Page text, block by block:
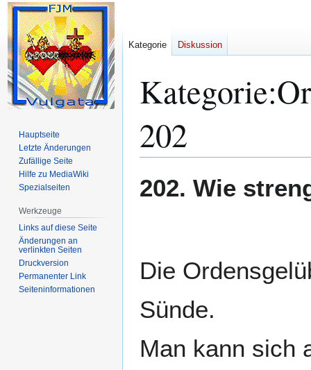
Kategorie:
202
Navigation
Suche
202. Wie
Die
Sünde.
Man kann sich
Kategorie Diskussion
Hauptseite
Letzte Änderungen
Zufällige Seite
Hilfe zu MediaWiki
Spezialseiten
Werkzeuge
Links auf diese Seite
Änderungen an
verlinkten Seiten
Druckversion
Permanenter Link
Seiten­­informationen